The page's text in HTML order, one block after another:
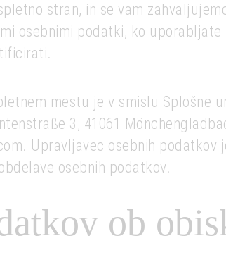
stran, in se vam
osebnimi podatki, ko
mestu je v smislu Splošne
3, 41061
Upravljavec osebnih
osebnih podatkov.
ob